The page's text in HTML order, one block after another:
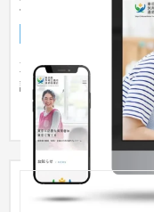
東京都保育士養成
NPO・官公庁
東京都保育士養成連絡
設立趣意・活動内容・
目的や信...